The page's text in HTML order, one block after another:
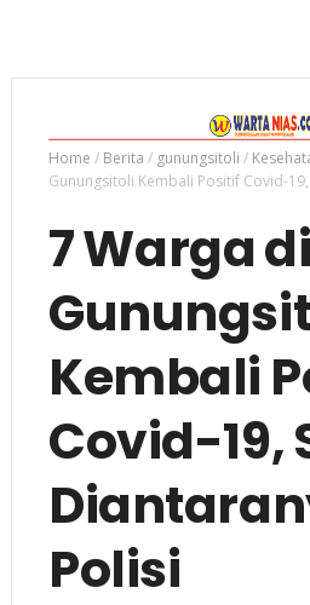
Home / Berita / gunungsitoli /
Gunungsitoli Kembali Positif Covid-
7 Warga di
Kembali
Covid-19,
Polisi